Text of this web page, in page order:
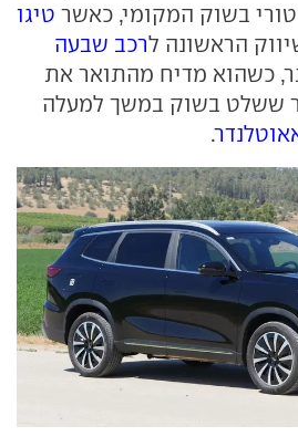
בשוק המקומי, כאשר טיגו
הראשונה לרכב שבעה
כשהוא מדיח מהתואר את
ששלט בשוק במשך למעלה
.